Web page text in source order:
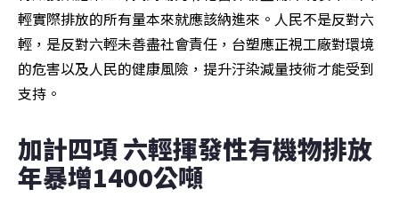
輕實際排放的所有量本來就應該納進來。人民不是反對六
輕，是反對六輕未善盡社會責任，台塑應正視工廠對環境
的危害以及人民的健康風險，提升汙染減量技術才能受到
支持。
加計四項 六輕揮發性有機物排放
年暴增1400公噸